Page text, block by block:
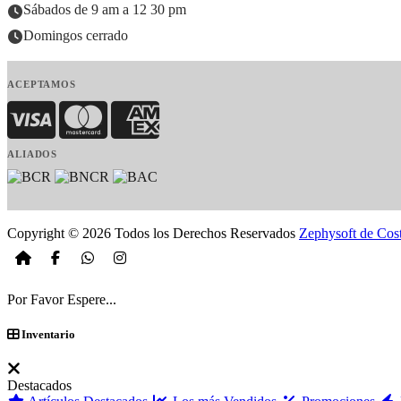
Sábados de 9 am a 12 30 pm
Domingos cerrado
ACEPTAMOS
Visa MasterCardAmerican Express
ALIADOS
Copyright © 2026 Todos los Derechos Reservados Zephysoft de
Por Favor Espere...
Inventario
Destacados